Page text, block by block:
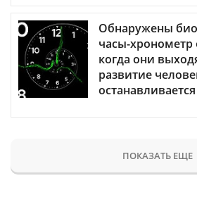
Обнаружены
часы-
когда они
развитие
останавливается
ПОКАЗАТЬ ЕЩЕ